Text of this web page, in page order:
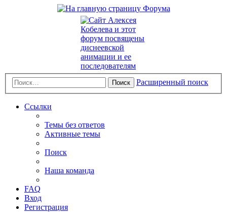
Поиск Расширенный поиск
Ссылки
Темы без ответов
Активные темы
Поиск
Наша команда
FAQ
Вход
Регистрация